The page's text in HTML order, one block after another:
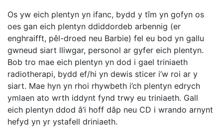
Os yw eich plentyn yn ifanc, bydd y tîm yn gofyn os
oes gan eich plentyn ddiddordeb arbennig (er
enghraifft, pêl-droed neu Barbie) fel eu bod yn gallu
gwneud siart lliwgar, personol ar gyfer eich plentyn.
Bob tro mae eich plentyn yn dod i gael triniaeth
radiotherapi, bydd ef/hi yn dewis sticer i’w roi ar y
siart. Mae hyn yn rhoi rhywbeth i’ch plentyn edrych
ymlaen ato wrth iddynt fynd trwy eu triniaeth. Gall
eich plentyn ddod â’i hoff dâp neu CD i wrando arnynt
hefyd yn yr ystafell driniaeth.